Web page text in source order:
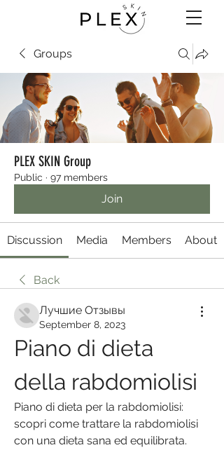
Groups
PLEX SKIN Group
Public · 97 members
Join
Discussion Media Members About
Back
Лучшие Отзывы
September 8, 2023
Piano di dieta
della rabdomiolisi
Piano di dieta per la rabdomiolisi:
scopri come trattare la rabdomiolisi
con una dieta sana ed equilibrata.